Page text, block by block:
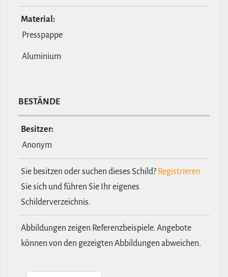
Material:
Presspappe
Aluminium
BESTÄNDE
Besitzer:
Anonym
Sie besitzen oder suchen dieses Schild? Registrieren
Sie sich und führen Sie Ihr eigenes
Schilderverzeichnis.
Abbildungen zeigen Referenzbeispiele. Angebote
können von den gezeigten Abbildungen abweichen.